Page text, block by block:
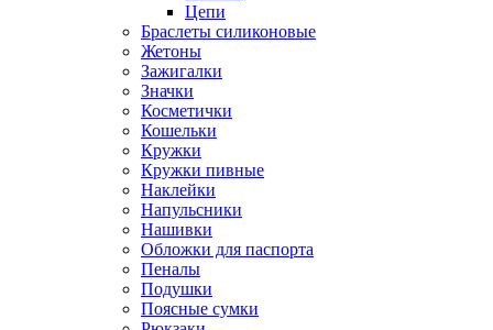
Цепи
Браслеты силиконовые
Жетоны
Зажигалки
Значки
Косметички
Кошельки
Кружки
Кружки пивные
Наклейки
Напульсники
Нашивки
Обложки для паспорта
Пеналы
Подушки
Поясные сумки